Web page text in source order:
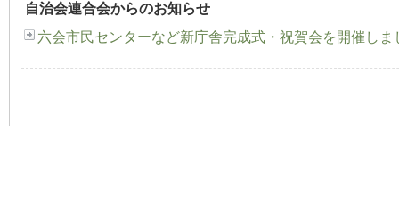
自治会連合会からのお知らせ
六会市民センターなど新庁舎完成式・祝賀会を開催しま